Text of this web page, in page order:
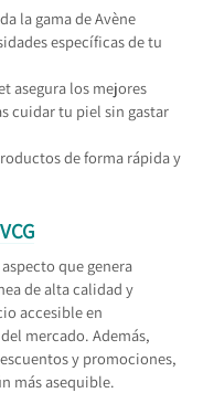
la gama de Avène
específicas de tu
asegura los mejores
cuidar tu piel sin gastar
de forma rápida y
que genera
de alta calidad y
accesible en
mercado. Además,
y promociones,
más asequible.